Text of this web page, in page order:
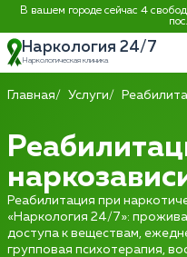
В вашем городе сейчас 4
Наркология 24/7
Наркологическая клиника
Главная Услуги
Реабилитация при
«Наркология 24/7»:
доступа к веществам,
групповая психотерапия,